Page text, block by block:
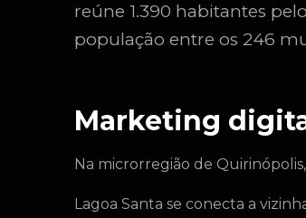
reúne 1.390 habitantes
população entre os 246
Marketing
Na microrregião de
Lagoa Santa se conecta a